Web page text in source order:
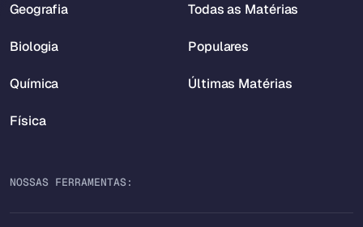
Geografia
Biologia
Química
Física
Todas as Matérias
Populares
Últimas Matérias
NOSSAS FERRAMENTAS: